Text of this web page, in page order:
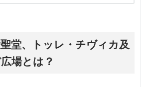
堂、トッレ・チヴィカ及
場とは？